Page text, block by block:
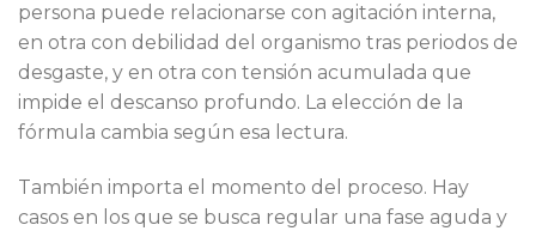
persona puede relacionarse con agitación interna,
en otra con debilidad del organismo tras periodos de
desgaste, y en otra con tensión acumulada que
impide el descanso profundo. La elección de la
fórmula cambia según esa lectura.
También importa el momento del proceso. Hay
casos en los que se busca regular una fase aguda y